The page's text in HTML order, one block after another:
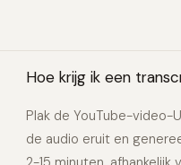
Hoe krijg ik een
Plak de YouTube-video-
de audio eruit en